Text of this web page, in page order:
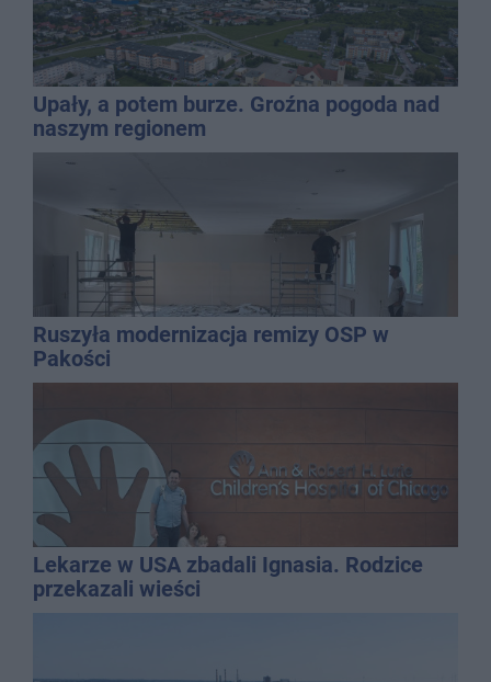
Upały, a potem burze. Groźna pogoda nad
naszym regionem
Ruszyła modernizacja remizy OSP w
Pakości
Lekarze w USA zbadali Ignasia. Rodzice
przekazali wieści